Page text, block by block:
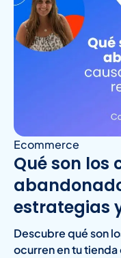
Ecommerce
Qué son los
estrategias
Descubre qué son
ocurren en tu